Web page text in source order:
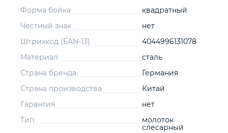
Форма бойка
квадратный
Честный знак
нет
Штрихкод (EAN-13)
4044996131078
Материал
сталь
Страна бренда
Германия
Страна производства
Китай
Гарантия
нет
Тип
молоток
слесарный